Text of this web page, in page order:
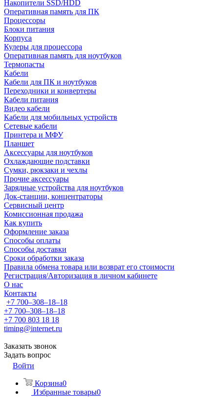
Накопители SSD/HDD
Оперативная память для ПК
Процессоры
Блоки питания
Корпуса
Кулеры для процессора
Оперативная память для ноутбуков
Термопасты
Кабели
Кабели для ПК и ноутбуков
Переходники и конвертеры
Кабели питания
Видео кабели
Кабели для мобильных устройств
Сетевые кабели
Принтера и МФУ
Планшет
Аксессуары для ноутбуков
Охлаждающие подставки
Сумки, рюкзаки и чехлы
Прочие аксессуары
Зарядные устройства для ноутбуков
Док-станции, концентраторы
Сервисный центр
Комиссионная продажа
Как купить
Оформление заказа
Способы оплаты
Способы доставки
Сроки обработки заказа
Правила обмена товара или возврат его стоимости
Регистрация/Авторизация в личном кабинете
О нас
Контакты
+7 700‒308‒18‒18
+7 700‒308‒18‒18
+7 700 803 18 18
timing@internet.ru
Заказать звонок
Задать вопрос
Войти
Корзина0
Избранные товары0